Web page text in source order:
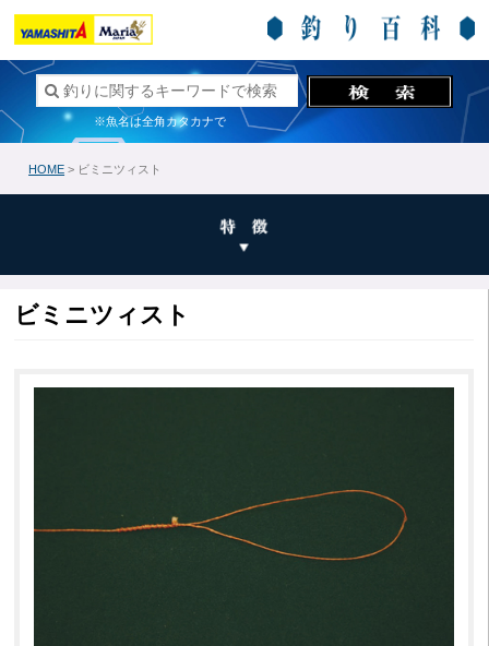
※魚名は全角カタカナで
HOME > ビミニツィスト
ビミニツィスト